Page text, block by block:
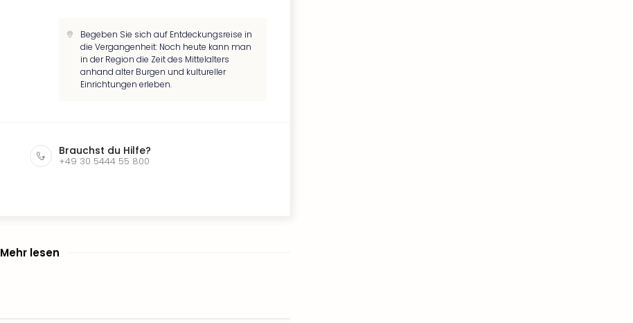
Begeben Sie sich auf Entdeckungsreise in
die Vergangenheit: Noch heute kann man
in der Region die Zeit des Mittelalters
anhand alter Burgen und kultureller
Einrichtungen erleben.
Brauchst du Hilfe?
+49 30 5444 55 800
Mehr lesen